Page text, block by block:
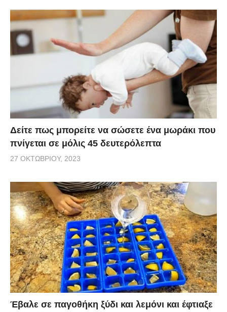
Δείτε πως μπορείτε να σώσετε ένα μωράκι που
πνίγεται σε μόλις 45 δευτερόλεπτα
27 ΟΚΤΩΒΡΊΟΥ, 2023
Έβαλε σε παγοθήκη ξύδι και λεμόνι και έφτιαξε